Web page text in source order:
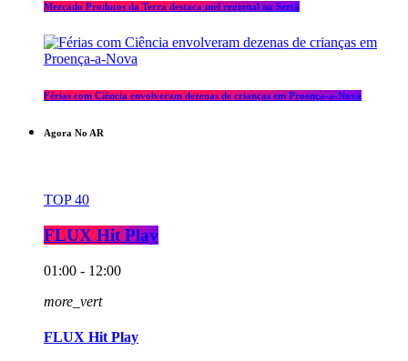
Mercado Produtos da Terra destaca mel regional na Sertã
Férias com Ciência envolveram dezenas de crianças em Proença-a-Nova
Agora No AR
TOP 40
FLUX Hit Play
01:00 - 12:00
more_vert
FLUX Hit Play